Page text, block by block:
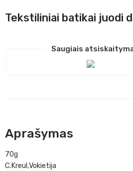
Tekstiliniai batikai juodi
Saugiais
Aprašymas
70g
C.Kreul,Vokietija